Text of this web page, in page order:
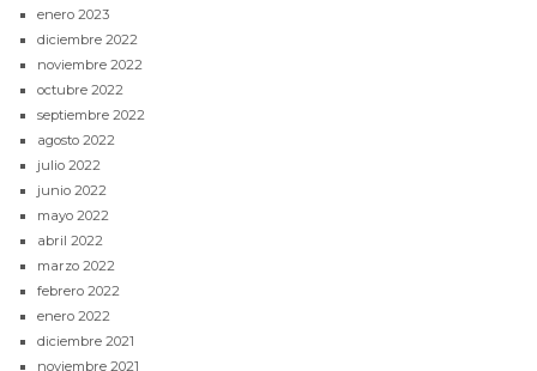
enero 2023
diciembre 2022
noviembre 2022
octubre 2022
septiembre 2022
agosto 2022
julio 2022
junio 2022
mayo 2022
abril 2022
marzo 2022
febrero 2022
enero 2022
diciembre 2021
noviembre 2021